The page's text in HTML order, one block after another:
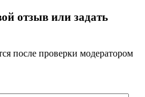
отзыв или задать
после проверки модератором